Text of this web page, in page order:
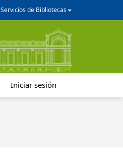
Servicios de Bibliotecas
Iniciar sesión